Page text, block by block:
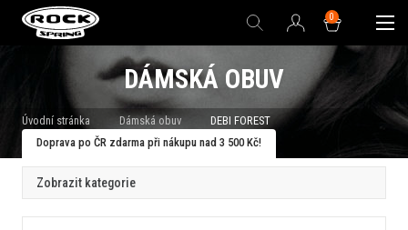
0
DÁMSKÁ OBUV
Úvodní stránka Dámská obuv
DEBI FOREST
Doprava po ČR zdarma při nákupu nad 3 500 Kč!
Zobrazit kategorie